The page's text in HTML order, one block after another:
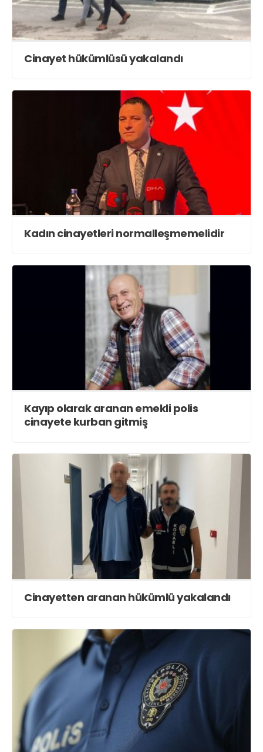
Cinayet hükümlüsü yakalandı
Kadın cinayetleri normalleşmemelidir
Kayıp olarak aranan emekli polis
cinayete kurban gitmiş
Cinayetten aranan hükümlü yakalandı